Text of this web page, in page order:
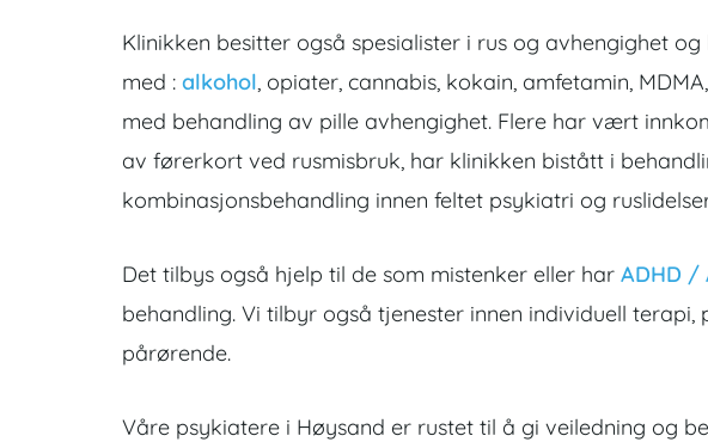
Klinikken besitter også spesialister i rus og avhengighet
med : alkohol, opiater, cannabis, kokain, amfetamin,
med behandling av pille avhengighet. Flere har vært
av førerkort ved rusmisbruk, har klinikken bistått i
kombinasjonsbehandling innen feltet psykiatri og
Det tilbys også hjelp til de som mistenker eller har ADHD /
behandling. Vi tilbyr også tjenester innen individuell
pårørende.
Våre psykiatere i Høysand er rustet til å gi veiledning og